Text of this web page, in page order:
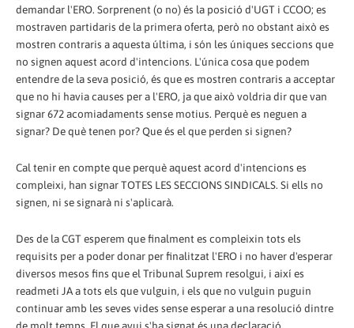
demandar l'ERO. Sorprenent (o no) és la posició d'UGT i CCOO; es
mostraven partidaris de la primera oferta, però no obstant això es
mostren contraris a aquesta última, i són les úniques seccions que
no signen aquest acord d'intencions. L'única cosa que podem
entendre de la seva posició, és que es mostren contraris a acceptar
que no hi havia causes per a l'ERO, ja que això voldria dir que van
signar 672 acomiadaments sense motius. Perquè es neguen a
signar? De què tenen por? Que és el que perden si signen?
Cal tenir en compte que perquè aquest acord d'intencions es
compleixi, han signar TOTES LES SECCIONS SINDICALS. Si ells no
signen, ni se signarà ni s'aplicarà.
Des de la CGT esperem que finalment es compleixin tots els
requisits per a poder donar per finalitzat l'ERO i no haver d'esperar
diversos mesos fins que el Tribunal Suprem resolgui, i així es
readmeti JA a tots els que vulguin, i els que no vulguin puguin
continuar amb les seves vides sense esperar a una resolució dintre